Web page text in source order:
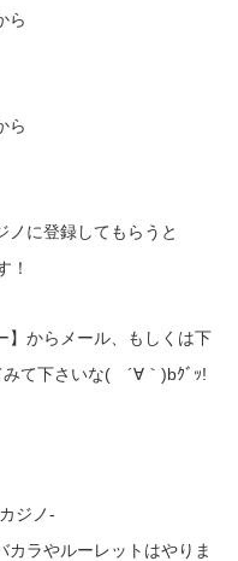
ら
ら
ノに登録してもらうと
！
】からメール、もしくは下
みて下さいな( ´∀｀)bｸﾞｯ!
ジノ-
カラやルーレットはやりま